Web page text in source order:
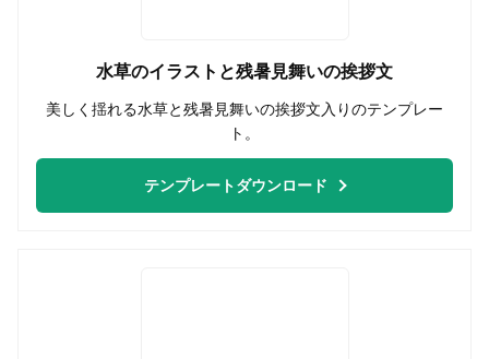
水草のイラストと残暑見舞いの挨拶文
美しく揺れる水草と残暑見舞いの挨拶文入りのテンプレー
ト。
テンプレートダウンロード